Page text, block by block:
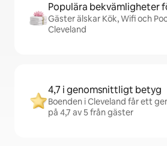
Populära bekvämligheter
Gäster älskar Kök, Wifi och
Cleveland
4,7 i genomsnittligt betyg
Boenden i Cleveland får ett
på 4,7 av 5 från gäster